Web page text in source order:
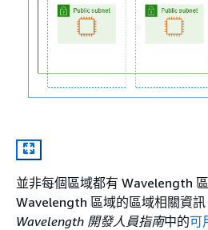
並非每個區域都有 Wavelength
Wavelength 區域的區域相關資訊
Wavelength 開發人員指南中的可